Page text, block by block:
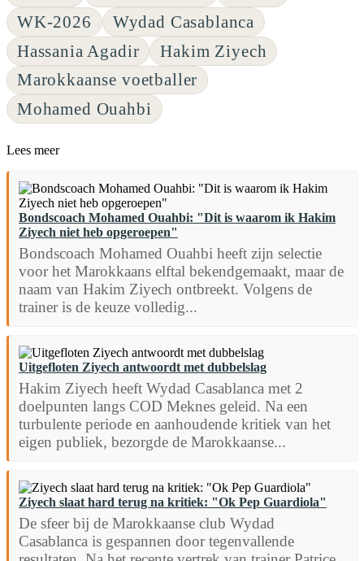
WK-2026
Wydad Casablanca
Hassania Agadir
Hakim Ziyech
Marokkaanse voetballer
Mohamed Ouahbi
Lees meer
Bondscoach Mohamed Ouahbi: "Dit is waarom ik Hakim
Ziyech niet heb opgeroepen"
Bondscoach Mohamed Ouahbi heeft zijn selectie
voor het Marokkaans elftal bekendgemaakt, maar de
naam van Hakim Ziyech ontbreekt. Volgens de
trainer is de keuze volledig...
Uitgefloten Ziyech antwoordt met dubbelslag
Hakim Ziyech heeft Wydad Casablanca met 2
doelpunten langs COD Meknes geleid. Na een
turbulente periode en aanhoudende kritiek van het
eigen publiek, bezorgde de Marokkaanse...
Ziyech slaat hard terug na kritiek: "Ok Pep Guardiola"
De sfeer bij de Marokkaanse club Wydad
Casablanca is gespannen door tegenvallende